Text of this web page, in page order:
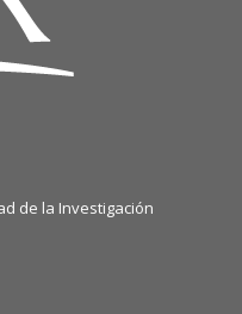
de la Investigación